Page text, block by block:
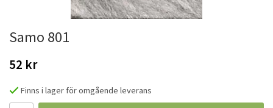
Samo 801
52 kr
Finns i lager för omgående leverans